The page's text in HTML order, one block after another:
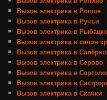
Вызов электрика в Ропше
Вызов электрика в Ручьи
Вызов электрика в
Вызов электрика в салон
Вызов электрика в
Вызов электрика в Серово
Вызов электрика в
Вызов электрика в
Вызов электрика в Скачки